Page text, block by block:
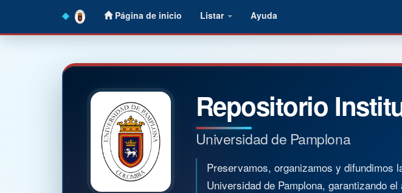
Página de inicio Listar Ayuda
Repositorio
Universidad de Pamplona
Preservamos, organizamos y difundimos
Universidad de Pamplona, garantizando